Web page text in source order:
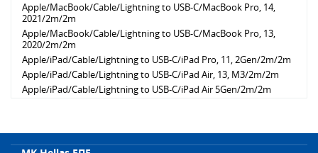
Apple/MacBook/Cable/Lightning to USB-C/MacBook Pro, 14,
2021/2m/2m
Apple/MacBook/Cable/Lightning to USB-C/MacBook Pro, 13,
2020/2m/2m
Apple/iPad/Cable/Lightning to USB-C/iPad Pro, 11, 2Gen/2m/2m
Apple/iPad/Cable/Lightning to USB-C/iPad Air, 13, M3/2m/2m
Apple/iPad/Cable/Lightning to USB-C/iPad Air 5Gen/2m/2m
Apple/iPhone/Cable/Lightning to USB-C/iPhone 13 Series/iPhone
13 mini/2m